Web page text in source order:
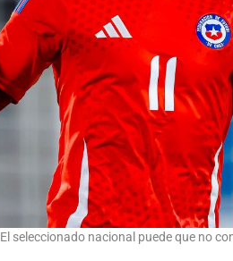
El seleccionado nacional puede que no